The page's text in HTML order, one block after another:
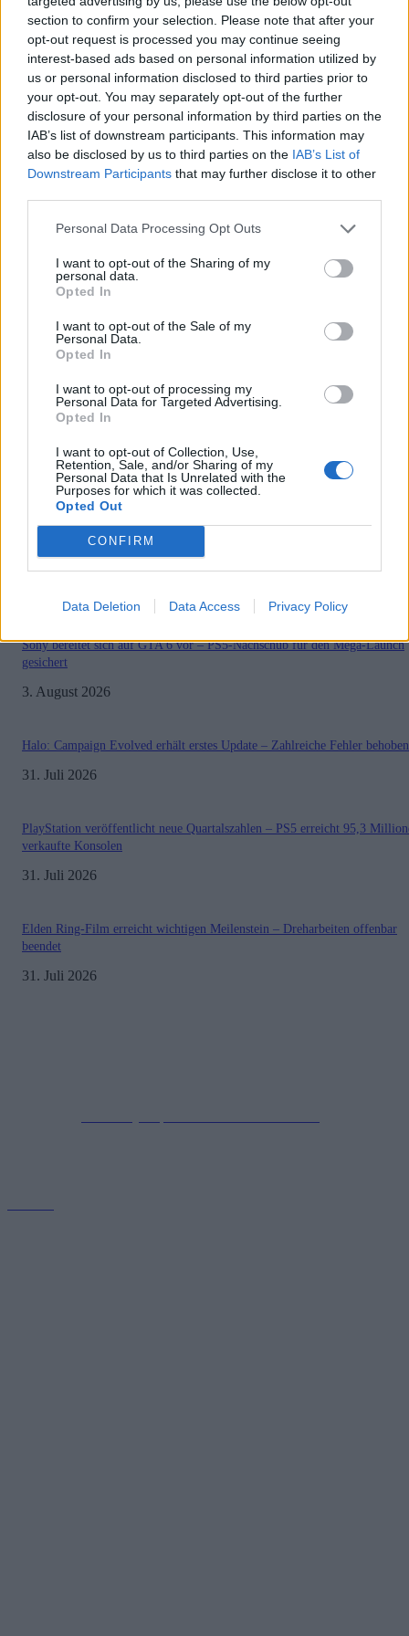
section to confirm your selection. Please note that after your
opt-out request is processed you may continue seeing
interest-based ads based on personal information utilized by
us or personal information disclosed to third parties prior to
your opt-out. You may separately opt-out of the further
disclosure of your personal information by third parties on the
IAB’s list of downstream participants. This information may
also be disclosed by us to third parties on the IAB’s List of
Downstream Participants that may further disclose it to other
Personal Data Processing Opt Outs
I want to opt-out of the Sharing of my
personal data.
Opted In
I want to opt-out of the Sale of my
Personal Data.
Opted In
I want to opt-out of processing my
Personal Data for Targeted Advertising.
Opted In
I want to opt-out of Collection, Use,
Retention, Sale, and/or Sharing of my
Personal Data that Is Unrelated with the
Purposes for which it was collected.
Opted Out
CONFIRM
Data Deletion Data Access Privacy Policy
Auch dieses Jahr darf die Metacritic Liste der
schlechtesten und besten Spiele nicht fehlen
GamerInfos - 28. Dezember 2023
0
Kosten für Rockstar Games: „GTA 6“-Leak
verursacht Millionenverluste und Arbeitsstunden
GamerInfos - 23. Dezember 2023
0
The Day Before: Server-Aus im Januar! Warum
das viel mehr bedeutet
Neu auf Netflix – Das kommt im Januar 2024
0
GamerInfos - 18. Dezember 2023
0
Zeit
GamerInfos - 18. Dezember 2023
Seite 1 von 3
Sony bereitet sich auf GTA 6 vor – PS5-Nachschub für den Mega-Launch
gesichert
3. August 2026
Halo: Campaign Evolved erhält erstes Update – Zahlreiche Fehler behoben
31. Juli 2026
PlayStation veröffentlicht neue Quartalszahlen – PS5 erreicht 95,3
verkaufte Konsolen
31. Juli 2026
Elden Ring-Film erreicht wichtigen Meilenstein – Dreharbeiten offenbar
beendet
31. Juli 2026